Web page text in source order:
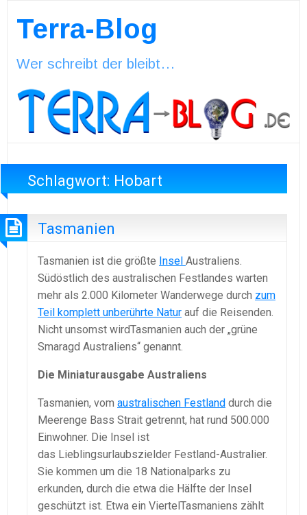
Terra-Blog
Wer schreibt der bleibt…
Schlagwort: Hobart
Tasmanien
Tasmanien ist die größte Insel Australiens.
Südöstlich des australischen Festlandes warten
mehr als 2.000 Kilometer Wanderwege durch zum
Teil komplett unberührte Natur auf die Reisenden.
Nicht unsomst wirdTasmanien auch der „grüne
Smaragd Australiens“ genannt.
Die Miniaturausgabe Australiens
Tasmanien, vom australischen Festland durch die
Meerenge Bass Strait getrennt, hat rund 500.000
Einwohner. Die Insel ist
das Lieblingsurlaubszielder Festland-Australier.
Sie kommen um die 18 Nationalparks zu
erkunden, durch die etwa die Hälfte der Insel
geschützt ist. Etwa ein ViertelTasmaniens zählt